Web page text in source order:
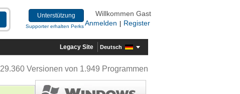
Unterstützung
Supporter erhalten Perks
Willkommen Gast
Anmelden
Register
Legacy Site Deutsch
29.360 Versionen von 1.949 Programmen